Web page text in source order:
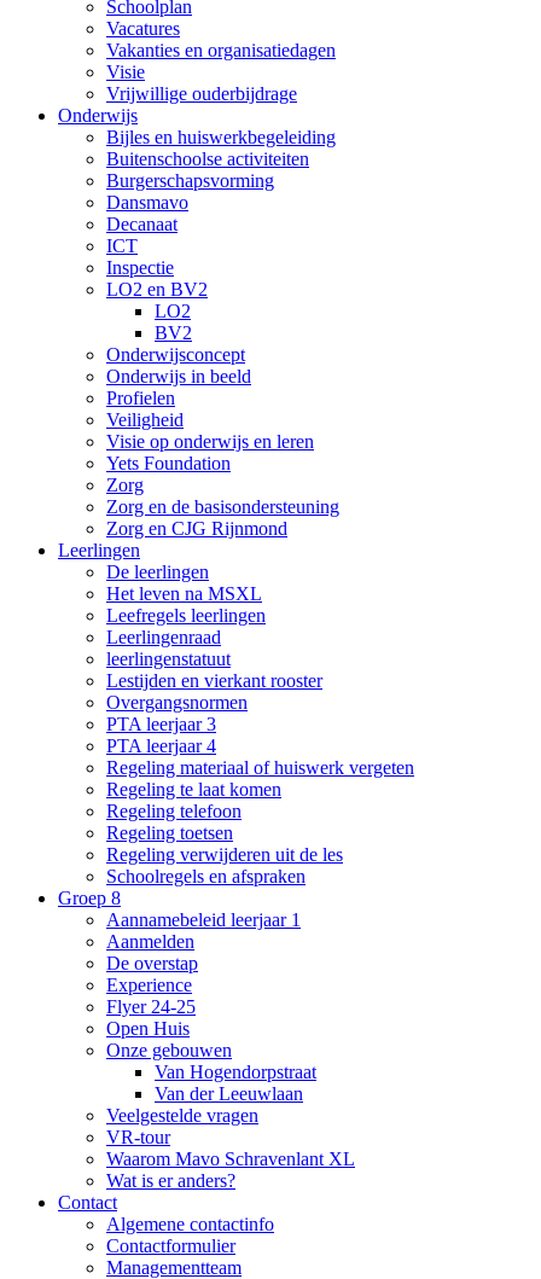
Schoolplan
Vacatures
Vakanties en organisatiedagen
Visie
Vrijwillige ouderbijdrage
Onderwijs
Bijles en huiswerkbegeleiding
Buitenschoolse activiteiten
Burgerschapsvorming
Dansmavo
Decanaat
ICT
Inspectie
LO2 en BV2
LO2
BV2
Onderwijsconcept
Onderwijs in beeld
Profielen
Veiligheid
Visie op onderwijs en leren
Yets Foundation
Zorg
Zorg en de basisondersteuning
Zorg en CJG Rijnmond
Leerlingen
De leerlingen
Het leven na MSXL
Leefregels leerlingen
Leerlingenraad
leerlingenstatuut
Lestijden en vierkant rooster
Overgangsnormen
PTA leerjaar 3
PTA leerjaar 4
Regeling materiaal of huiswerk vergeten
Regeling te laat komen
Regeling telefoon
Regeling toetsen
Regeling verwijderen uit de les
Schoolregels en afspraken
Groep 8
Aannamebeleid leerjaar 1
Aanmelden
De overstap
Experience
Flyer 24-25
Open Huis
Onze gebouwen
Van Hogendorpstraat
Van der Leeuwlaan
Veelgestelde vragen
VR-tour
Waarom Mavo Schravenlant XL
Wat is er anders?
Contact
Algemene contactinfo
Contactformulier
Managementteam